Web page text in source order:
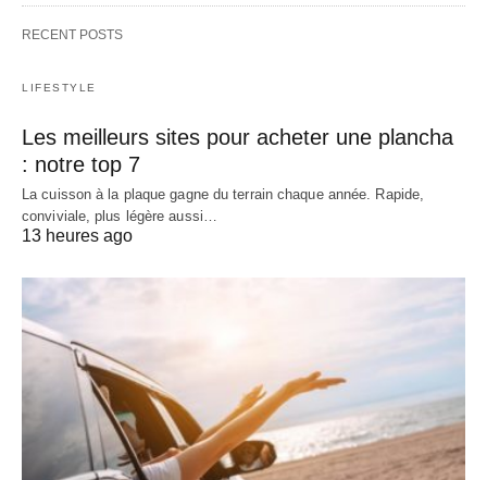
RECENT POSTS
LIFESTYLE
Les meilleurs sites pour acheter une plancha
: notre top 7
La cuisson à la plaque gagne du terrain chaque année. Rapide,
conviviale, plus légère aussi…
13 heures ago